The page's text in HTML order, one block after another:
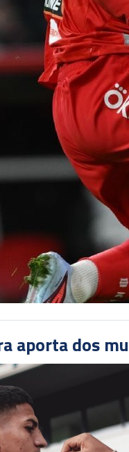
aporta dos